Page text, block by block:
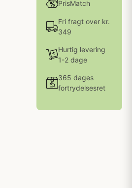
PrisMatch
Fri fragt over kr.
349
Hurtig levering
1-2 dage
365 dages
fortrydelsesret